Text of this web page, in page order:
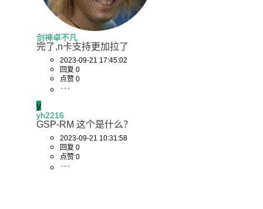
剑神卓不凡
完了,n卡支持更加拉了
2023-09-21 17:45:02
回复 0
点赞 0
y
yh2216
GSP-RM 这个是什么？
2023-09-21 10:31:58
回复 0
点赞 0